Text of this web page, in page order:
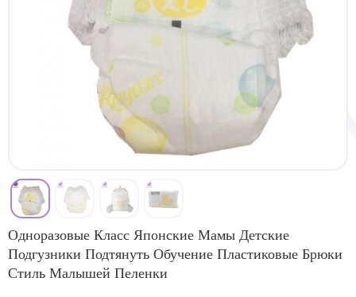
Одноразовые Класс Японские Мамы Детские
Подгузники Подтянуть Обучение Пластиковые Брюки
Стиль Малышей Пеленки